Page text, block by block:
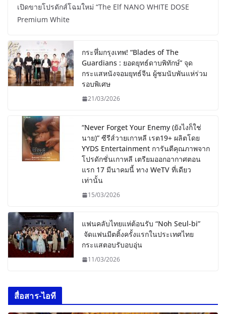
เปิดขายโปรดักส์โฉมใหม่ “The Elf NANO WHITE DOSE
Premium White
กระหึ่มกรุงเทพ! “Blades of The
Guardians : ยอดยุทธ์ดาบพิทักษ์” จุด
กระแสหนังจอมยุทธ์จีน ผู้ชมนับพันแห่ร่วม
รอบพิเศษ
21/03/2026
“Never Forget Your Enemy (ยังไงก็ใช่
นาย)” ซีรีส์วายเกาหลี เรต19+ ผลิตโดย
YYDS Entertainment การันตีคุณภาพจาก
โปรดักชั่นเกาหลี เตรียมออกอากาศตอน
แรก 17 มีนาคมนี้ ทาง WeTV ที่เดียว
เท่านั้น
15/03/2026
แฟนคลับไทยแห่ต้อนรับ “Noh Seul-bi”
จัดแฟนมีตติ้งครั้งแรกในประเทศไทย
กระแสตอบรับอบอุ่น
11/03/2026
สื่อสาร-ไอที